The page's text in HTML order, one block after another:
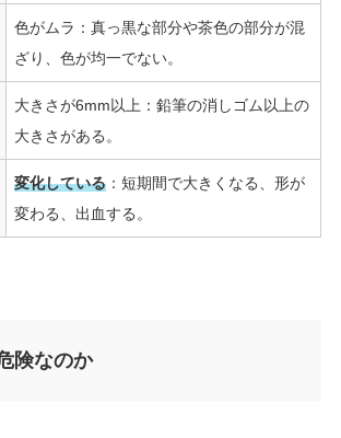
色がムラ：真っ黒な部分や茶色の部分が混
ざり、色が均一でない。
大きさが6mm以上：鉛筆の消しゴム以上の
大きさがある。
変化している：短期間で大きくなる、形が
変わる、出血する。
険なのか